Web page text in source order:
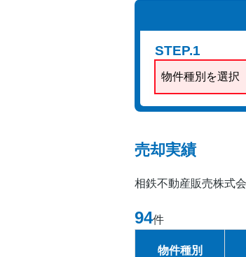
STEP.1
物件種別を選択
売却実績
相鉄不動産販売株式
94件
物件種別